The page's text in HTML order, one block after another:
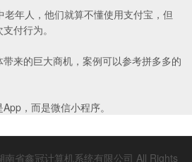
年人，他们就算不懂使用支付宝，但
付行为。
来的巨大商机，案例可以参考拼多多的
，而是微信小程序。
省鑫冠计算机系统有限公司 All Rights